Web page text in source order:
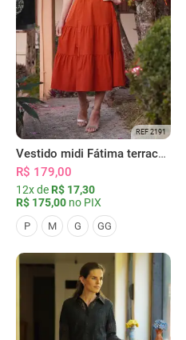
REF 2191
Vestido midi Fátima terracota
R$ 179,00
12x de R$ 17,30
R$ 175,00 no PIX
P M G GG